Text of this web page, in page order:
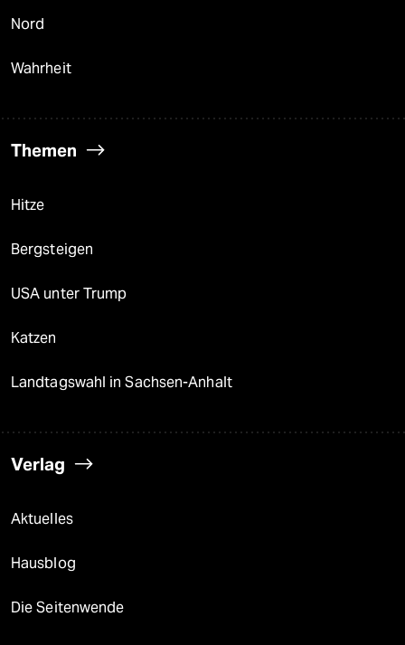
Nord
Wahrheit
Themen
Hitze
Bergsteigen
USA unter Trump
Katzen
Landtagswahl in Sachsen-Anhalt
Verlag
Aktuelles
Hausblog
Die Seitenwende